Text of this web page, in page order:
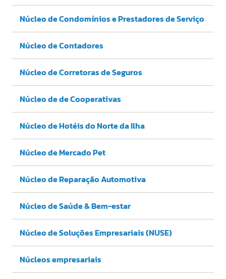
Núcleo de Condomínios e Prestadores de Serviço
Núcleo de Contadores
Núcleo de Corretoras de Seguros
Núcleo de de Cooperativas
Núcleo de Hotéis do Norte da Ilha
Núcleo de Mercado Pet
Núcleo de Reparação Automotiva
Núcleo de Saúde & Bem-estar
Núcleo de Soluções Empresariais (NUSE)
Núcleos empresariais